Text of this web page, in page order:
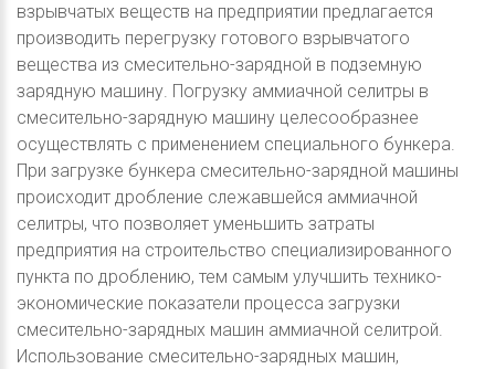
взрывчатых веществ на предприятии предлагается
производить перегрузку готового взрывчатого
вещества из смесительно-зарядной в подземную
зарядную машину. Погрузку аммиачной селитры в
смесительно-зарядную машину целесообразнее
осуществлять с применением специального бункера.
При загрузке бункера смесительно-зарядной машины
происходит дробление слежавшейся аммиачной
селитры, что позволяет уменьшить затраты
предприятия на строительство специализированного
пункта по дроблению, тем самым улучшить технико-
экономические показатели процесса загрузки
смесительно-зарядных машин аммиачной селитрой.
Использование смесительно-зарядных машин,